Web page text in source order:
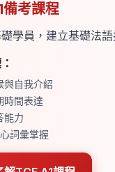
備考課程
學員，建立基礎法
與自我介紹
時間表達
能力
詞彙掌握